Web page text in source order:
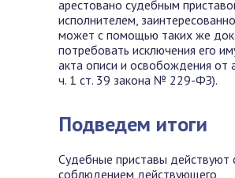
арестовано судебным
исполнителем,
может с помощью таких же
потребовать исключения его
акта описи и освобождения от
ч. 1 ст. 39 закона № 229-ФЗ).
Подведем итоги
Судебные приставы действуют
соблюдением действующего